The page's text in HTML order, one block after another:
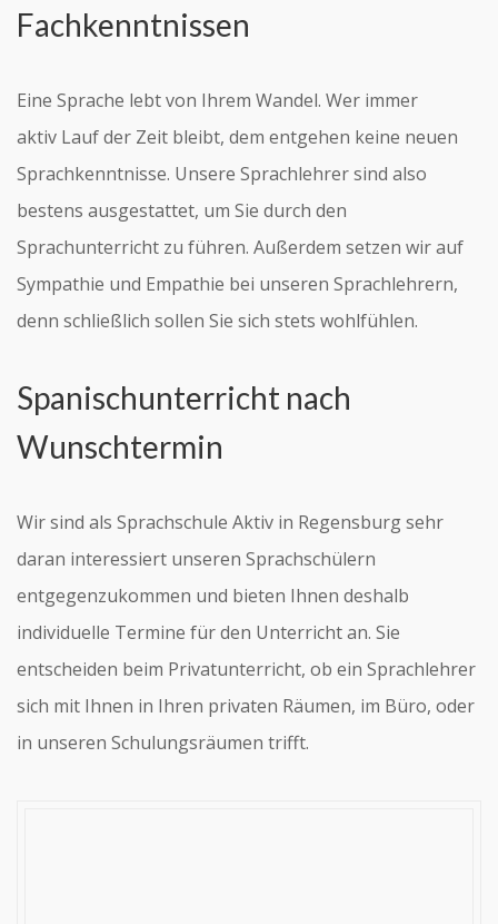
Fachkenntnissen
Eine Sprache lebt von Ihrem Wandel. Wer immer
aktiv Lauf der Zeit bleibt, dem entgehen keine neuen
Sprachkenntnisse. Unsere Sprachlehrer sind also
bestens ausgestattet, um Sie durch den
Sprachunterricht zu führen. Außerdem setzen wir auf
Sympathie und Empathie bei unseren Sprachlehrern,
denn schließlich sollen Sie sich stets wohlfühlen.
Spanischunterricht nach
Wunschtermin
Wir sind als Sprachschule Aktiv in Regensburg sehr
daran interessiert unseren Sprachschülern
entgegenzukommen und bieten Ihnen deshalb
individuelle Termine für den Unterricht an. Sie
entscheiden beim Privatunterricht, ob ein Sprachlehrer
sich mit Ihnen in Ihren privaten Räumen, im Büro, oder
in unseren Schulungsräumen trifft.